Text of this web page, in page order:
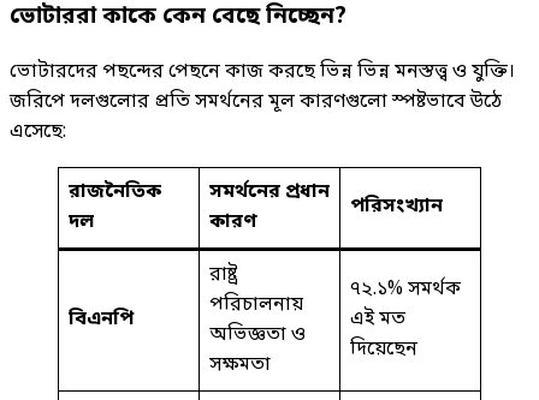
ভোটাররা কাকে কেন বেছে নিচ্ছেন?
ভোটারদের পছন্দের পেছনে কাজ করছে ভিন্ন ভিন্ন মনস্তত্ত্ব ও যুক্তি।
জরিপে দলগুলোর প্রতি সমর্থনের মূল কারণগুলো স্পষ্টভাবে উঠে
এসেছে:
রাজনৈতিক
দল
সমর্থনের প্রধান
কারণ
পরিসংখ্যান
বিএনপি
রাষ্ট্র
পরিচালনায়
অভিজ্ঞতা ও
সক্ষমতা
৭২.১% সমর্থক
এই মত
দিয়েছেন